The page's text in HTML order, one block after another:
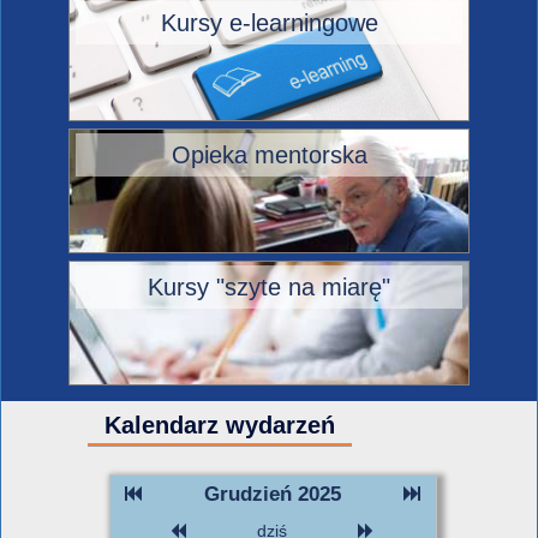
Kursy e-learningowe
Opieka mentorska
Kursy "szyte na miarę"
Kalendarz wydarzeń
Grudzień 2025
dziś